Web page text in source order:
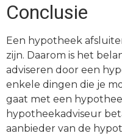
Conclusie
Een hypotheek
zijn. Daarom is het
adviseren door een
enkele dingen die je
gaat met een
hypotheekadviseur
aanbieder van de